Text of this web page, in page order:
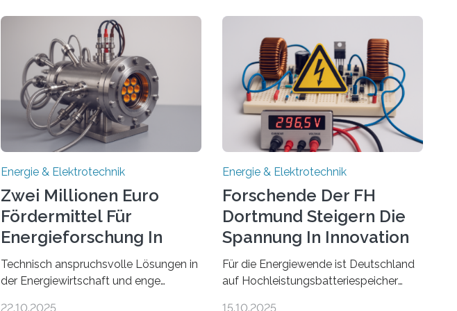
Energie & Elektrotechnik
Zwei Millionen Euro
Fördermittel Für
Energieforschung In
Regensburg
Technisch anspruchsvolle Lösungen in
der Energiewirtschaft und enge
22.10.2025
Energie & Elektrotechnik
Forschende Der FH
Dortmund Steigern Die
Spannung In Innovation
Für die Energiewende ist Deutschland
auf Hochleistungsbatteriespeicher
15.10.2025